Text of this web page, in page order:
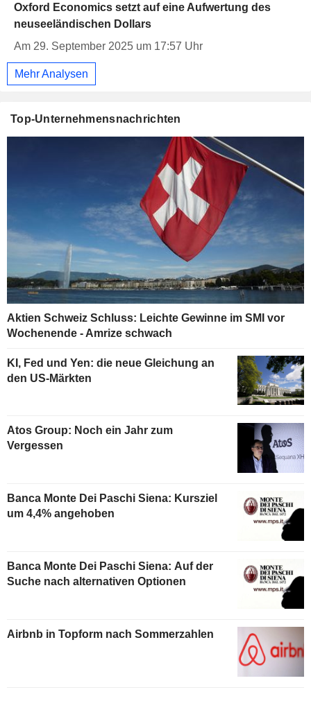
Oxford Economics setzt auf eine Aufwertung des
neuseeländischen Dollars
Am 29. September 2025 um 17:57 Uhr
Mehr Analysen
Top-Unternehmensnachrichten
Aktien Schweiz Schluss: Leichte Gewinne im SMI vor
Wochenende - Amrize schwach
KI, Fed und Yen: die neue Gleichung an
den US-Märkten
Atos Group: Noch ein Jahr zum
Vergessen
Banca Monte Dei Paschi Siena: Kursziel
um 4,4% angehoben
Banca Monte Dei Paschi Siena: Auf der
Suche nach alternativen Optionen
Airbnb in Topform nach Sommerzahlen